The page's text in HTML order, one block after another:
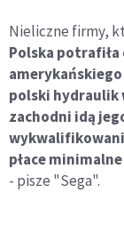
Nieliczne firmy,
Polska
polski hydraulik
zachodni idą
wykwalifikowani
płace
- pisze "Sega".